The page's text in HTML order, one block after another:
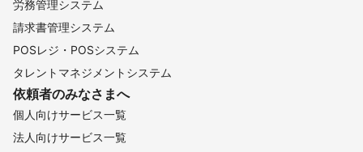
労務管理システム
請求書管理システム
POSレジ・POSシステム
タレントマネジメントシステム
依頼者のみなさまへ
個人向けサービス一覧
法人向けサービス一覧